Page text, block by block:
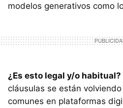
modelos generativos como
¿Es esto legal y/o habitual?
cláusulas se están
comunes en plataformas